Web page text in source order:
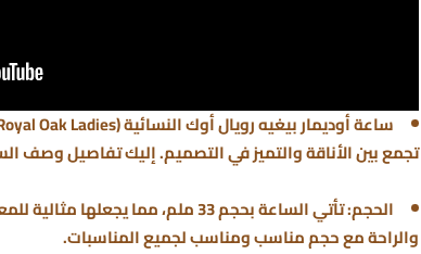
ساعةأوديمار بيغيه رويال أوك النسائية
تجمع بين الأناقة والتميز في التصميم. إليك تفاصيل وصف
الحجم
: تأتي الساعة بحجم 33 ملم، مما
والراحة مع حجم مناسب ومناسب لجميع المناسبات.